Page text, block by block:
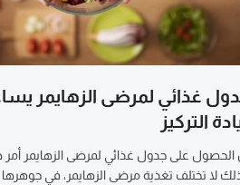
غذائي لمرضى الزهايمر
التركيز
الحصول على جدول غذائي لمرضى الزهايمر أمر
لا تختلف تغذية مرضى الزهايمر، في جوهرها